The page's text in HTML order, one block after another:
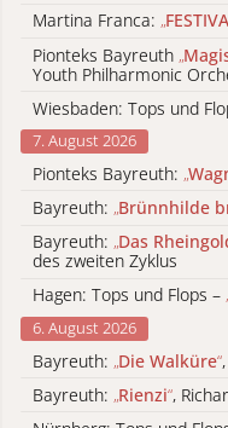
Martina Franca: „
Pionteks Bayreuth „
Youth Philharmonic
Wiesbaden: Tops und
7. August 2026
Pionteks Bayreuth: „
Bayreuth: „Brünnhilde
Bayreuth: „Das
des zweiten Zyklus
Hagen: Tops und Flops –
6. August 2026
Bayreuth: „Die Walküre“
Bayreuth: „Rienzi“,